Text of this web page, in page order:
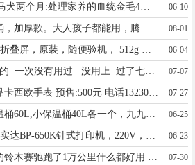
金毛4个月小母，马犬两个月:处理家养的血统金毛4个月母350元，小马犬两个月180元 预售:180元 电话15732919238 06-10
泡澡桶:白色泡澡桶，加厚款。大人孩子都能用，腾地方。桥西八一路自提 预售:50元 电话19316092053 08-01
06-04
ST64 排钉枪:新的 一次没有用过 没用上 过了七天无理由了 谁用的上可以联系 预售:100元 电话18003390079 07-07
手表:特价出正品卡西欧手表 预售:500元 电话13230982646 07-27
多层保温桶:大保温桶60L,小保温桶40L各一个，九九新，无龙头 预售:210元 电话15303190052 06-25
06-23
07-30